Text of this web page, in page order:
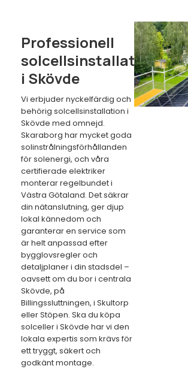
Professionell
solcellsinstallation
i Skövde
Vi erbjuder nyckelfärdig och
behörig solcellsinstallation i
Skövde med omnejd.
Skaraborg har mycket goda
solinstrålningsförhållanden
för solenergi, och våra
certifierade elektriker
monterar regelbundet i
Västra Götaland. Det säkrar
din nätanslutning, ger djup
lokal kännedom och
garanterar en service som
är helt anpassad efter
bygglovsregler och
detaljplaner i din stadsdel –
oavsett om du bor i centrala
Skövde, på
Billingssluttningen, i Skultorp
eller Stöpen. Ska du köpa
solceller i Skövde har vi den
lokala expertis som krävs för
ett tryggt, säkert och
godkänt montage.